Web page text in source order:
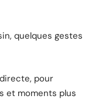
quelques gestes
pour
et moments plus